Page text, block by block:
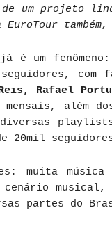
de um projeto
EuroTour
é um
com
Rafael
além
diversas
20mil
muita música
musical,
partes do